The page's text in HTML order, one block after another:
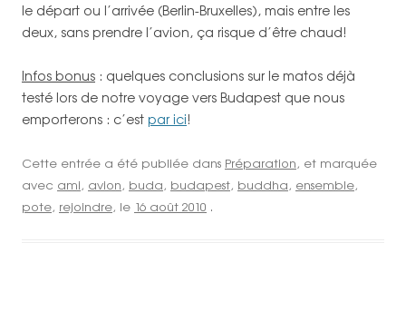
le départ ou l’arrivée (Berlin-Bruxelles), mais entre les
deux, sans prendre l’avion, ça risque d’être chaud!
Infos bonus : quelques conclusions sur le matos déjà
testé lors de notre voyage vers Budapest que nous
emporterons : c’est par ici!
Cette entrée a été publiée dans Préparation, et marquée
avec ami, avion, buda, budapest, buddha, ensemble,
pote, rejoindre, le 16 août 2010 .